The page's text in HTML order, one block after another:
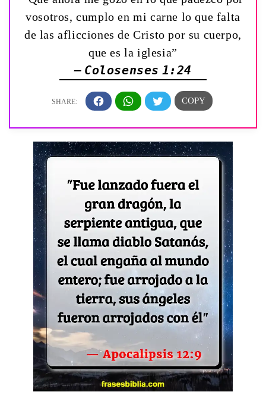
vosotros, cumplo en mi carne lo que falta
de las aflicciones de Cristo por su cuerpo,
que es la iglesia”
— Colosenses 1:24